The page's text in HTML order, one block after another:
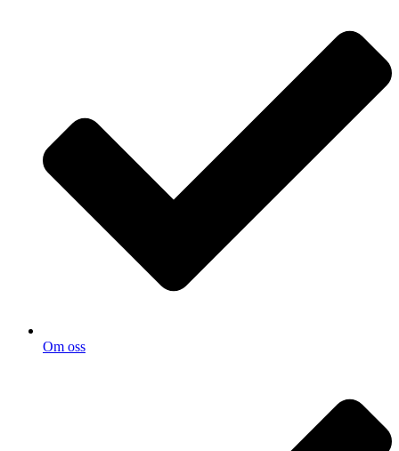
Om oss